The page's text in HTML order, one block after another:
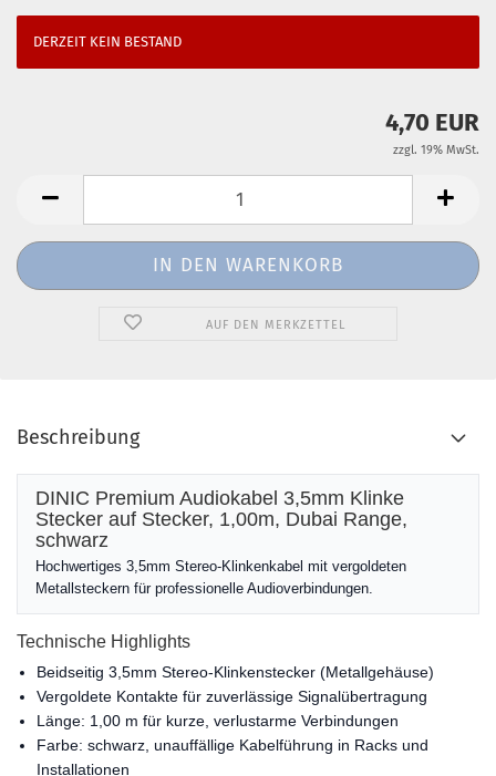
DERZEIT KEIN BESTAND
4,70 EUR
zzgl. 19% MwSt.
AUF DEN MERKZETTEL
Beschreibung
DINIC Premium Audiokabel 3,5mm Klinke
Stecker auf Stecker, 1,00m, Dubai Range,
schwarz
Hochwertiges 3,5mm Stereo-Klinkenkabel mit vergoldeten
Metallsteckern für professionelle Audioverbindungen.
Technische Highlights
Beidseitig 3,5mm Stereo-Klinkenstecker (Metallgehäuse)
Vergoldete Kontakte für zuverlässige Signalübertragung
Länge: 1,00 m für kurze, verlustarme Verbindungen
Farbe: schwarz, unauffällige Kabelführung in Racks und
Installationen